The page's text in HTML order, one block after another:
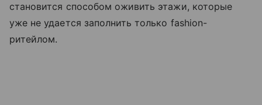
становится способом оживить этажи, которые
уже не удается заполнить только fashion-
ритейлом.